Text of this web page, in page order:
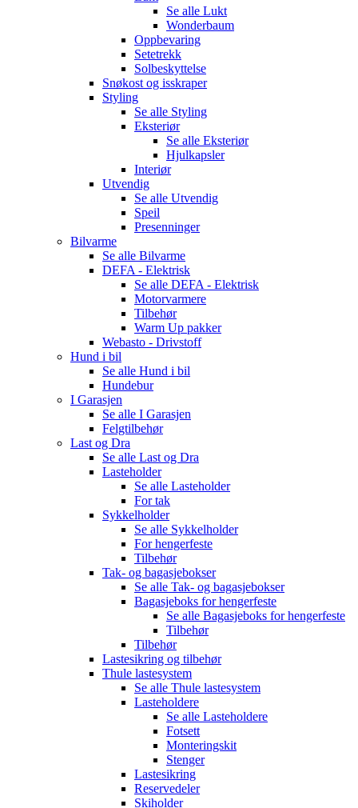
Se alle Lukt
Wonderbaum
Oppbevaring
Setetrekk
Solbeskyttelse
Snøkost og isskraper
Styling
Se alle Styling
Eksteriør
Se alle Eksteriør
Hjulkapsler
Interiør
Utvendig
Se alle Utvendig
Speil
Presenninger
Bilvarme
Se alle Bilvarme
DEFA - Elektrisk
Se alle DEFA - Elektrisk
Motorvarmere
Tilbehør
Warm Up pakker
Webasto - Drivstoff
Hund i bil
Se alle Hund i bil
Hundebur
I Garasjen
Se alle I Garasjen
Felgtilbehør
Last og Dra
Se alle Last og Dra
Lasteholder
Se alle Lasteholder
For tak
Sykkelholder
Se alle Sykkelholder
For hengerfeste
Tilbehør
Tak- og bagasjebokser
Se alle Tak- og bagasjebokser
Bagasjeboks for hengerfeste
Se alle Bagasjeboks for hengerfeste
Tilbehør
Tilbehør
Lastesikring og tilbehør
Thule lastesystem
Se alle Thule lastesystem
Lasteholdere
Se alle Lasteholdere
Fotsett
Monteringskit
Stenger
Lastesikring
Reservedeler
Skiholder